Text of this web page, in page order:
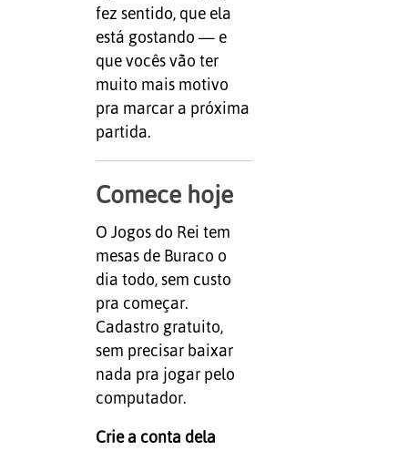
fez sentido, que ela
está gostando — e
que vocês vão ter
muito mais motivo
pra marcar a próxima
partida.
Comece hoje
O Jogos do Rei tem
mesas de Buraco o
dia todo, sem custo
pra começar.
Cadastro gratuito,
sem precisar baixar
nada pra jogar pelo
computador.
Crie a conta dela